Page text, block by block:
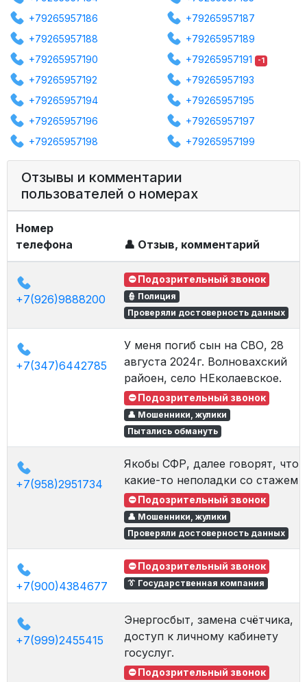
+79265957186
+79265957187
+79265957188
+79265957189
+79265957190
+79265957191 -1
+79265957192
+79265957193
+79265957194
+79265957195
+79265957196
+79265957197
+79265957198
+79265957199
Отзывы и комментарии
пользователей о номерах
Номер
телефона
👤 Отзыв, комментарий
+7(926)9888200
⛔ Подозрительный звонок
👮 Полиция
Проверяли достоверность данных
+7(347)6442785
У меня погиб сын на СВО, 28
августа 2024г. Волновахский
райоен, село НЕколаевское.
⛔ Подозрительный звонок
👤 Мошенники, жулики
Пытались обмануть
+7(958)2951734
Якобы СФР, далее говорят, что
какие-то неполадки со стажем
⛔ Подозрительный звонок
👤 Мошенники, жулики
Проверяли достоверность данных
+7(900)4384677
⛔ Подозрительный звонок
👔 Государственная компания
+7(999)2455415
Энергосбыт, замена счётчика,
доступ к личному кабинету
госуслуг.
⛔ Подозрительный звонок